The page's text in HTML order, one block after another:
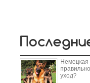
Немецкая
уход?